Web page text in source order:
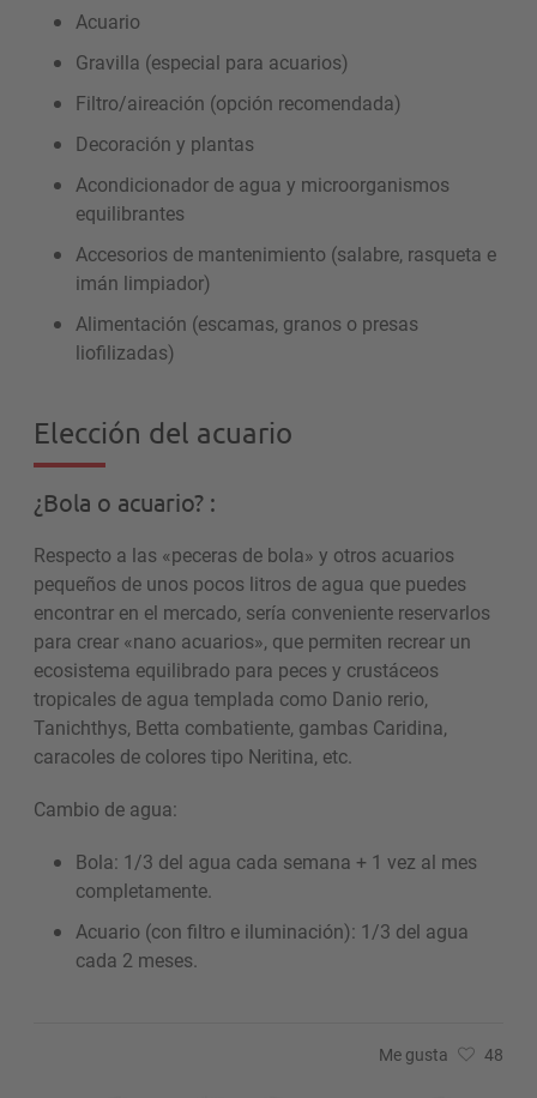
Acuario
Gravilla (especial para acuarios)
Filtro/aireación (opción recomendada)
Decoración y plantas
Acondicionador de agua y microorganismos
equilibrantes
Accesorios de mantenimiento (salabre, rasqueta e
imán limpiador)
Alimentación (escamas, granos o presas
liofilizadas)
Elección del acuario
¿Bola o acuario? :
Respecto a las «peceras de bola» y otros acuarios
pequeños de unos pocos litros de agua que puedes
encontrar en el mercado, sería conveniente reservarlos
para crear «nano acuarios», que permiten recrear un
ecosistema equilibrado para peces y crustáceos
tropicales de agua templada como Danio rerio,
Tanichthys, Betta combatiente, gambas Caridina,
caracoles de colores tipo Neritina, etc.
Cambio de agua:
Bola: 1/3 del agua cada semana + 1 vez al mes
completamente.
Acuario (con filtro e iluminación): 1/3 del agua
cada 2 meses.
Me gusta 48